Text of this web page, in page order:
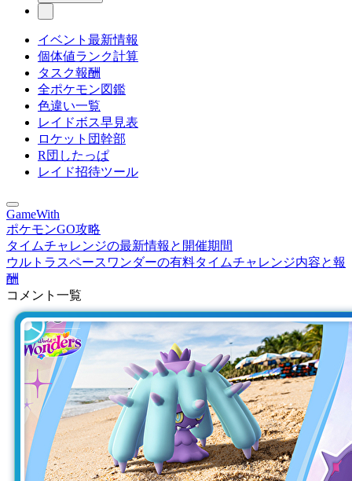
イベント最新情報
個体値ランク計算
タスク報酬
全ポケモン図鑑
色違い一覧
レイドボス早見表
ロケット団幹部
R団したっぱ
レイド招待ツール
GameWith
ポケモンGO攻略
タイムチャレンジの最新情報と開催期間
ウルトラスペースワンダーの有料タイムチャレンジ内容と報
酬
コメント一覧